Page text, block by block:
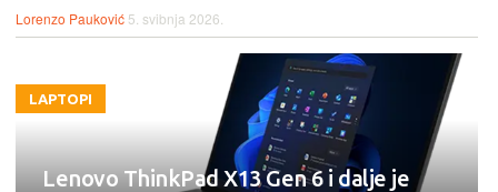
Lorenzo Pauković 5. svibnja 2026.
LAPTOPI
Lenovo ThinkPad X13 Gen 6 i dalje je